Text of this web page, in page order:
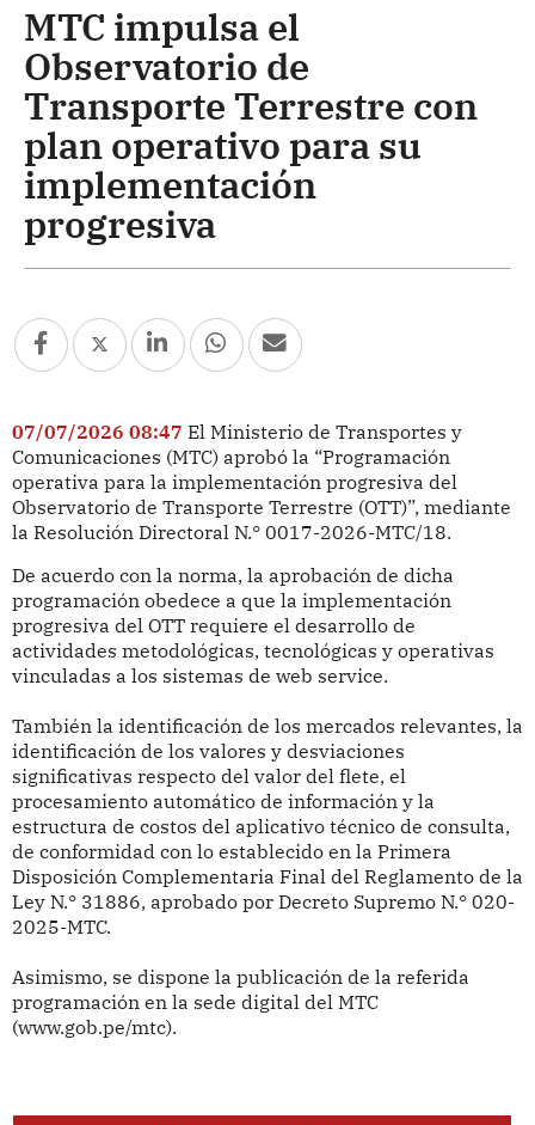
MTC impulsa el
Observatorio de
Transporte Terrestre con
plan operativo para su
implementación
progresiva
07/07/2026 08:47 El Ministerio de Transportes y
Comunicaciones (MTC) aprobó la “Programación
operativa para la implementación progresiva del
Observatorio de Transporte Terrestre (OTT)”, mediante
la Resolución Directoral N.° 0017-2026-MTC/18.
De acuerdo con la norma, la aprobación de dicha
programación obedece a que la implementación
progresiva del OTT requiere el desarrollo de
actividades metodológicas, tecnológicas y operativas
vinculadas a los sistemas de web service.
También la identificación de los mercados relevantes, la
identificación de los valores y desviaciones
significativas respecto del valor del flete, el
procesamiento automático de información y la
estructura de costos del aplicativo técnico de consulta,
de conformidad con lo establecido en la Primera
Disposición Complementaria Final del Reglamento de la
Ley N.° 31886, aprobado por Decreto Supremo N.° 020-
2025-MTC.
Asimismo, se dispone la publicación de la referida
programación en la sede digital del MTC
(www.gob.pe/mtc).